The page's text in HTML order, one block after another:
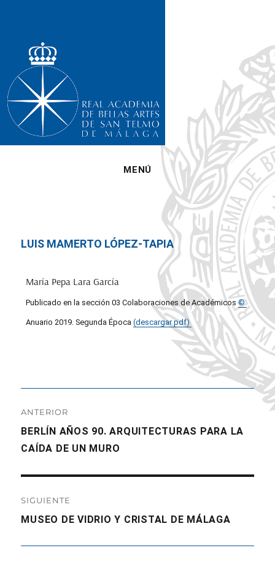
MENÚ
LUIS MAMERTO LÓPEZ-TAPIA
María Pepa Lara García
Publicado en la sección 03 Colaboraciones de Académicos©
Anuario 2019. Segunda Época(descargar pdf)
de
entradas
ANTERIOR
Entrada
anterior:
BERLÍN AÑOS 90. ARQUITECTURAS PARA LA
CAÍDA DE UN MURO
SIGUIENTE
Entrada
MUSEO DE VIDRIO Y CRISTAL DE MÁLAGA